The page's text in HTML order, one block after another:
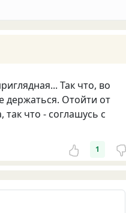
Так что, во
держаться. Отойти от
что - соглашусь с
1